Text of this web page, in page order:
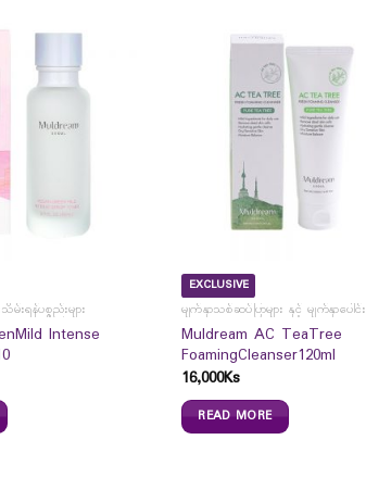
းရန်ပစ္စည်းများ
Intense
EXCLUSIVE
Muldream AC TeaTree
FoamingCleanser120ml
16,000Ks
READ MORE